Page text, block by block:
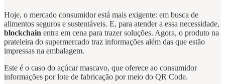
Hoje, o mercado consumidor está mais exigente: em busca de
alimentos seguros e sustentáveis. E, para atender a essa necessidade,
blockchain entra em cena para trazer soluções. Agora, o produto na
prateleira do supermercado traz informações além das que estão
impressas na embalagem.
Este é o caso do açúcar mascavo, que oferece ao consumidor
informações por lote de fabricação por meio do QR Code.